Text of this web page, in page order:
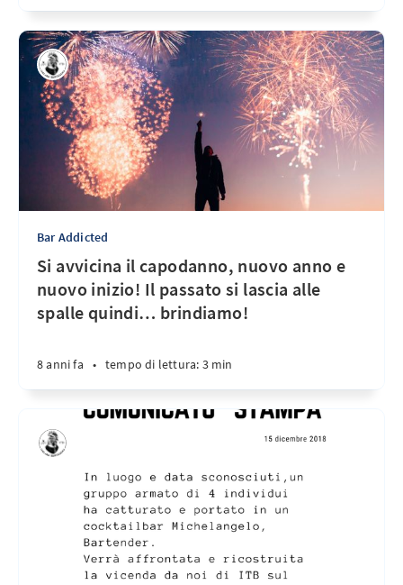
Bar Addicted
Si avvicina il capodanno, nuovo anno e
nuovo inizio! Il passato si lascia alle
spalle quindi… brindiamo!
8 anni fa • tempo di lettura: 3 min